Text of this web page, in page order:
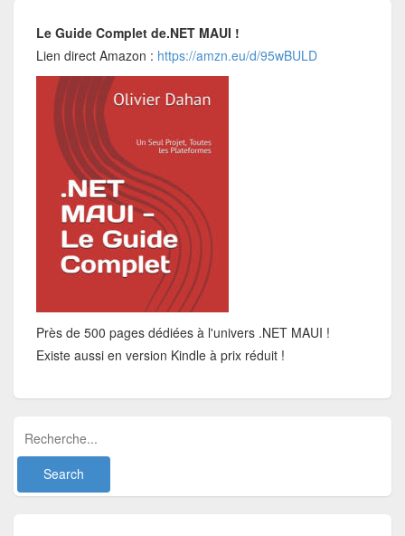
Le Guide Complet de.NET MAUI !
Lien direct Amazon : https://amzn.eu/d/95wBULD
Près de 500 pages dédiées à l'univers .NET MAUI !
Existe aussi en version Kindle à prix réduit !